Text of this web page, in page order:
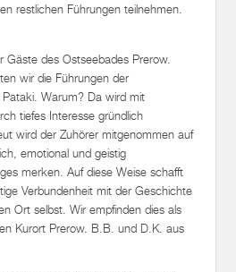
restlichen Führungen teilnehmen.
Gäste des Ostseebades Prerow.
wir die Führungen der
Pataki. Warum? Da wird mit
tiefes Interesse gründlich
wird der Zuhörer mitgenommen auf
emotional und geistig
merken. Auf diese Weise schafft
Verbundenheit mit der Geschichte
Ort selbst. Wir empfinden dies als
Kurort Prerow. B.B. und D.K. aus